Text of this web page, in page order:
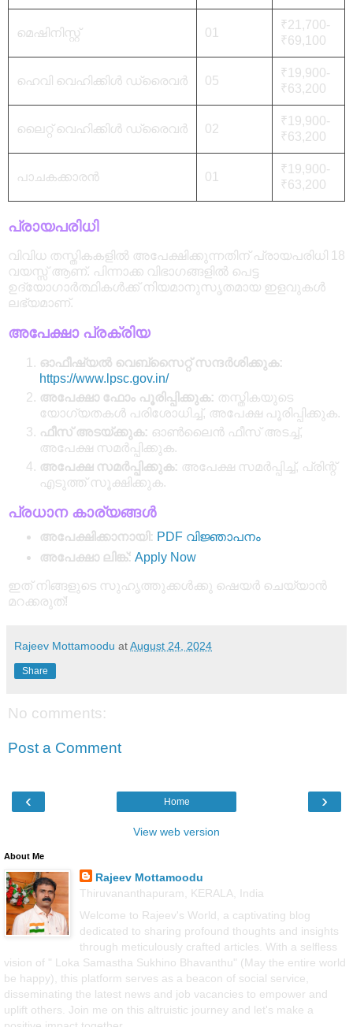
മെഷിനിസ്റ്റ് 01
₹21,700-
₹69,100
ഹെവി വെഹിക്കിൾ ഡ്രൈവർ 05
₹19,900-
₹63,200
ലൈറ്റ് വെഹിക്കിൾ ഡ്രൈവർ 02
₹19,900-
₹63,200
പാചകക്കാരൻ 01
₹19,900-
₹63,200
പ്രായപരിധി
വിവിധ തസ്തികകളിൽ അപേക്ഷിക്കുന്നതിന് പ്രായപരിധി 18
വയസ്സ് ആണ്. പിന്നാക്ക വിഭാഗങ്ങളിൽ പെട്ട
ഉദ്യോഗാർത്ഥികൾക്ക് നിയമാനുസൃതമായ ഇളവുകൾ
ലഭ്യമാണ്.
അപേക്ഷാ പ്രക്രിയ
ഓഫീഷ്യൽ വെബ്സൈറ്റ് സന്ദർശിക്കുക:
https://www.lpsc.gov.in/
അപേക്ഷാ ഫോം പൂരിപ്പിക്കുക: തസ്തികയുടെ
യോഗ്യതകൾ പരിശോധിച്ച്, അപേക്ഷ പൂരിപ്പിക്കുക.
ഫീസ് അടയ്ക്കുക: ഓൺലൈൻ ഫീസ് അടച്ച്,
അപേക്ഷ സമർപ്പിക്കുക.
അപേക്ഷ സമർപ്പിക്കുക: അപേക്ഷ സമർപ്പിച്ച്, പ്രിന്റ്
എടുത്ത് സൂക്ഷിക്കുക.
പ്രധാന കാര്യങ്ങൾ
അപേക്ഷിക്കാനായി: PDF വിജ്ഞാപനം
അപേക്ഷാ ലിങ്ക്: Apply Now
ഇത് നിങ്ങളുടെ സുഹൃത്തുക്കൾക്കു ഷെയർ ചെയ്യാൻ
മറക്കരുത്!
Rajeev Mottamoodu atAugust 24, 2024
Share
No comments:
Post a Comment
‹ ›
Home
View web version
About Me
Rajeev Mottamoodu
Thiruvananthapuram, KERALA, India
Welcome to Rajeev's World, a captivating blog
dedicated to sharing profound thoughts and insights
through meticulously crafted articles. With a selfless
vision of " Loka Samastha Sukhino Bhavanthu" (May the entire world
be happy), this platform serves as a beacon of social service,
disseminating the latest news and job vacancies to empower and
uplift others. Join me on this altruistic journey and let's make a